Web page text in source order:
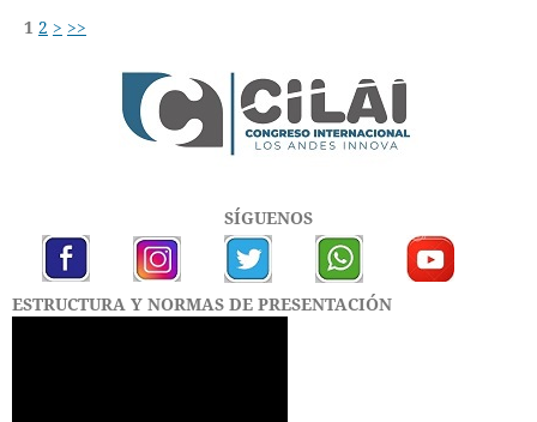
1 2 > >>
SÍGUENOS
ESTRUCTURA Y NORMAS DE PRESENTACIÓN